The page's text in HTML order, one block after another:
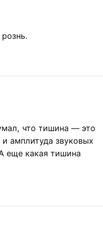
что тишина — это
амплитуда звуковых
еще какая тишина